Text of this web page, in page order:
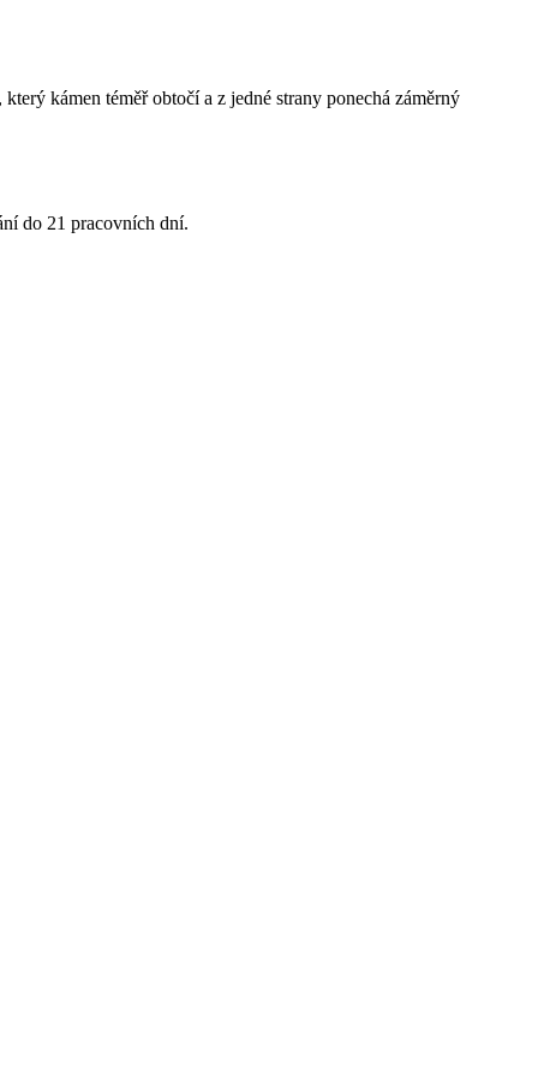
kámen téměř obtočí a z jedné strany ponechá záměrný
do 21 pracovních dní.